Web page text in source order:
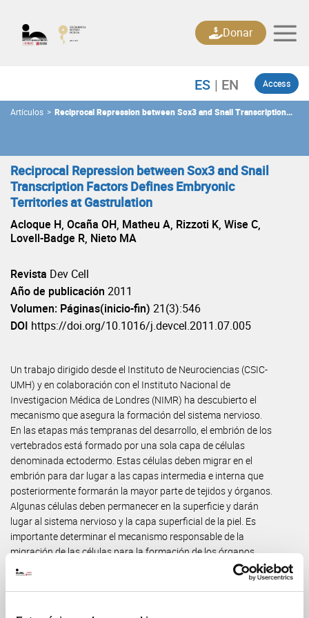
content
Access
Donar
Artículos > Reciprocal Repression between Sox3 and Snail Transcription
Reciprocal Repression between Sox3 and Snail
Transcription Factors Defines Embryonic
Territories at Gastrulation
Acloque H, Ocaña OH, Matheu A, Rizzoti K, Wise C,
Lovell-Badge R, Nieto MA
Revista Dev Cell
Año de publicación 2011
Volumen: Páginas(inicio-fin) 21(3):546
DOI https://doi.org/10.1016/j.devcel.2011.07.005
Un trabajo dirigido desde el Instituto de Neurociencias (CSIC-
UMH) y en colaboración con el Instituto Nacional de
Investigacion Médica de Londres (NIMR) ha descubierto el
mecanismo que asegura la formación del sistema nervioso.
En las etapas más tempranas del desarrollo, el embrión de los
vertebrados está formado por una sola capa de células
denominada ectodermo. Estas células deben migrar en el
embrión para dar lugar a las capas intermedia e interna que
posteriormente formarán la mayor parte de tejidos y órganos.
Algunas células deben permanecer en la superficie y darán
lugar al sistema nervioso y la capa superficial de la piel. Es
importante determinar el mecanismo responsable de la
migración de las células para la formación de los órganos,
pero también desvelar el que mantiene a otras células en la
superficie, porque de eso depende la formación del sistema